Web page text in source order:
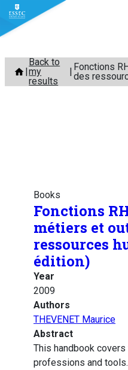
Skip
content
Back to
my
results
Fonctions
des
Books
Fonctions
métiers et
ressources
édition)
Year
2009
Authors
THEVENET Maurice
Abstract
This handbook
professions and